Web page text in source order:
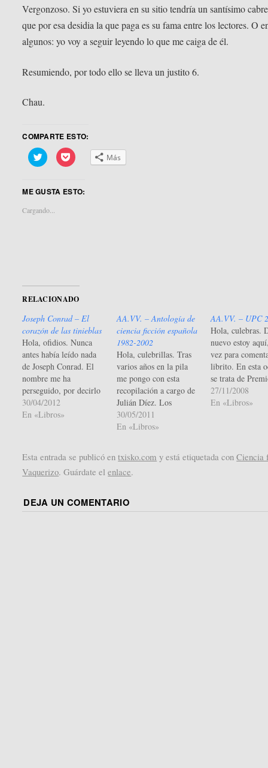
Vergonzoso. Si yo estuviera en su sitio tendría un santísimo
que por esa desidia la que paga es su fama entre los lectores. O
algunos: yo voy a seguir leyendo lo que me caiga de él.
Resumiendo, por todo ello se lleva un justito 6.
Chau.
COMPARTE ESTO:
Haz
clic
Twitter
abre
en
Haz
clic
Pocket
Más
ME GUSTA ESTO:
Cargando...
RELACIONADO
Joseph Conrad – El
corazón de las tinieblas
Hola, ofidios. Nunca
antes había leído nada
de Joseph Conrad. El
nombre me ha
perseguido, por decirlo
de alguna manera,
desde bastante pequeño,
Nostromo recibe su
nombre de una novela
Conrad'. Con lo de…
30/04/2012
En «Libros»
AA.VV. – Antología de
ciencia ficción española
1982-2002
Hola, culebrillas. Tras
varios años en la pila
me pongo con esta
recopilación a cargo de
Julián Díez. Los
nombres en portada son
la inmensa mayoría
persona, pero por
fortuna (por eso de
objetivas) la relación
tras todos estos años…
30/05/2011
En «Libros»
AA.VV. – UPC
Hola, culebras.
nuevo estoy
vez para
librito. En esta
se trata de
2001.
la minirreseña
apariencia
27/11/2008
En «Libros»
Esta entrada se publicó entxisko.com y está etiquetada conCiencia
Vaquerizo. Guárdate elenlace.
DEJA UN COMENTARIO